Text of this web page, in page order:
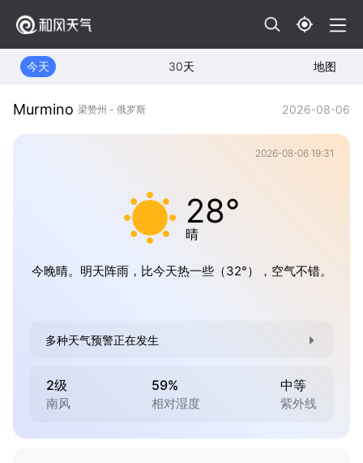
今天 30天 地图
Murmino 梁赞州 - 俄罗斯 2026-08-06
2026-08-06 19:31
28°
晴
今晚晴。明天阵雨，比今天热一些（32°），空气不错。
多种天气预警正在发生
2级
南风
59%
相对湿度
中等
紫外线